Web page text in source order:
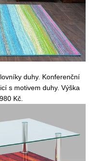
duhy. Konferenční
s motivem duhy. Výška
Kč.